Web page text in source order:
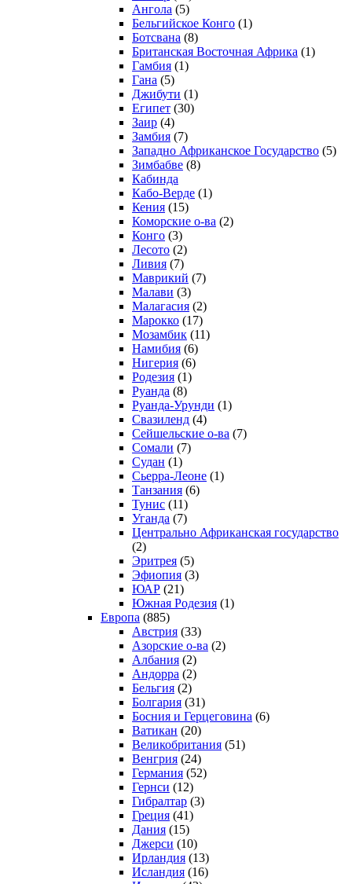
Ангола (5)
Бельгийское Конго (1)
Ботсвана (8)
Британская Восточная Африка (1)
Гамбия (1)
Гана (5)
Джибути (1)
Египет (30)
Заир (4)
Замбия (7)
Западно Африканское Государство (5)
Зимбабве (8)
Кабинда
Кабо-Верде (1)
Кения (15)
Коморские о-ва (2)
Конго (3)
Лесото (2)
Ливия (7)
Маврикий (7)
Малави (3)
Малагасия (2)
Марокко (17)
Мозамбик (11)
Намибия (6)
Нигерия (6)
Родезия (1)
Руанда (8)
Руанда-Урунди (1)
Свазиленд (4)
Сейшельские о-ва (7)
Сомали (7)
Судан (1)
Сьерра-Леоне (1)
Танзания (6)
Тунис (11)
Уганда (7)
Центрально Африканская государство
(2)
Эритрея (5)
Эфиопия (3)
ЮАР (21)
Южная Родезия (1)
Европа (885)
Австрия (33)
Азорские о-ва (2)
Албания (2)
Андорра (2)
Бельгия (2)
Болгария (31)
Босния и Герцеговина (6)
Ватикан (20)
Великобритания (51)
Венгрия (24)
Германия (52)
Гернси (12)
Гибралтар (3)
Греция (41)
Дания (15)
Джерси (10)
Ирландия (13)
Исландия (16)